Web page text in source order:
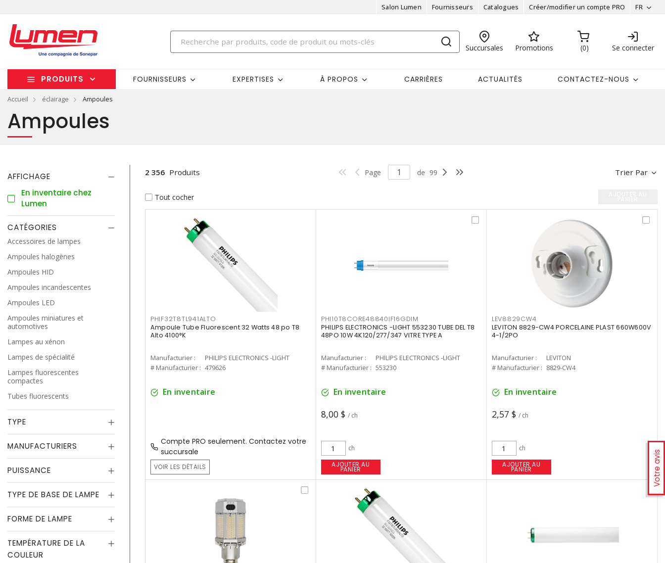
Salon Lumen Fournisseurs Catalogues Créer/modifier un compte PRO FR
Succursales Promotions 0 Se connecter
PRODUITS FOURNISSEURS EXPERTISES À PROPOS CARRIÈRES ACTUALITÉS CONTACTEZ-NOUS
Accueil éclairage Ampoules
Votre avis
Ampoules
AFFICHAGE
En inventaire chez
Lumen
CATÉGORIES
Accessoires de lampes
Ampoules halogènes
Ampoules HID
Ampoules incandescentes
Ampoules LED
Ampoules miniatures et
automotives
Lampes au xénon
Lampes de spécialité
Lampes fluorescentes
compactes
Tubes fluorescents
TYPE
MANUFACTURIERS
PUISSANCE
TYPE DE BASE DE LAMPE
FORME DE LAMPE
TEMPÉRATURE DE LA
COULEUR
Trier Par
2 356 Produits Page de 99
Tout cocher
PHIF32T8TL941ALTO
Ampoule Tube Fluorescent 32 Watts 48 po T8
Alto 4100°K
Manufacturier :
PHILIPS ELECTRONICS -LIGHT
# Manufacturier : 479626
En inventaire
Compte PRO seulement. Contactez votre
succursale
VOIR LES DÉTAILS
PHI10T8CORE48840IF16GDIM
PHILIPS ELECTRONICS -LIGHT 553230 TUBE DEL T8
48PO 10W 4K120/277/347 VITRE TYPE A
Manufacturier :
PHILIPS ELECTRONICS -LIGHT
# Manufacturier : 553230
En inventaire
8,00 $ / ch
ch
AJOUTER AU
PANIER
LEV8829CW4
LEVITON 8829-CW4 PORCELAINE PLAST 660W600V
4-1/2PO
Manufacturier :
LEVITON
# Manufacturier : 8829-CW4
En inventaire
2,57 $ / ch
ch
AJOUTER AU
PANIER